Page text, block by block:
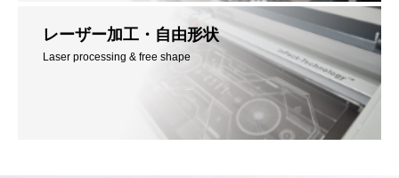
レーザー加工・自由形状
Laser processing & free shape